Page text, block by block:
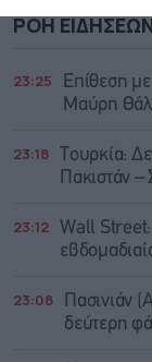
ΡΟΗ
23:25
Επίθεση
Μαύρη
23:18
Τουρκία:
Πακιστάν
23:12
Wall Street:
23:08
Πασινιάν
δεύτερη